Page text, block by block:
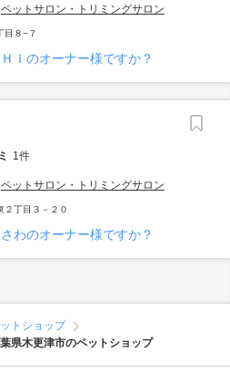
ペットサロン・トリミングサロン
目８−７
Ｉのオーナー様ですか？
1件
ペットサロン・トリミングサロン
２丁目３－２０
わのオーナー様ですか？
トショップ
県木更津市のペットショップ